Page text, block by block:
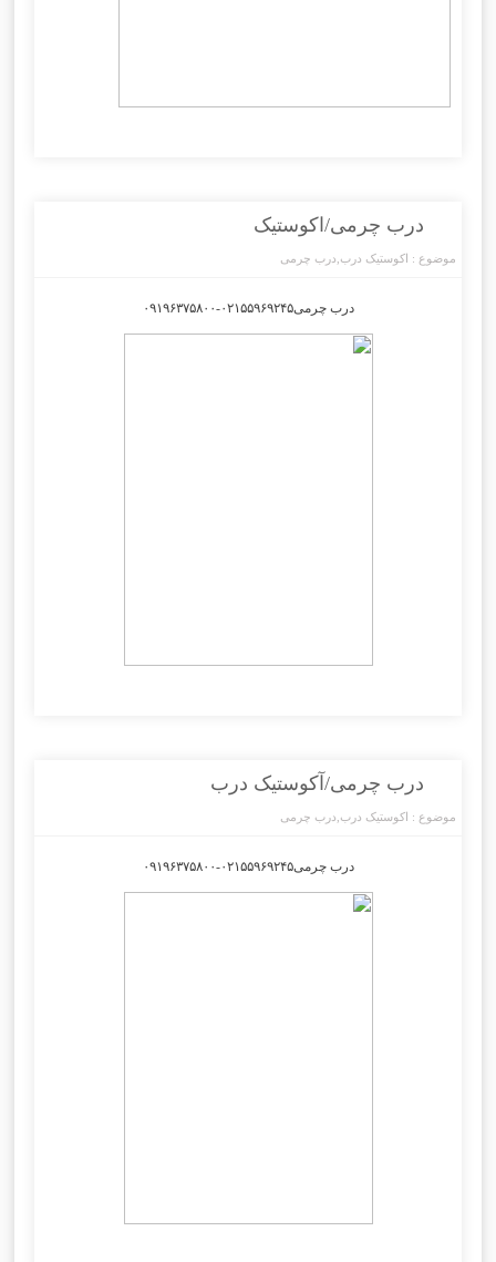
درب چرمی/آکوستیک درب
موضوع : اکوستیک درب درب چرمی
درب چرمی۰۲۱۵۵۹۶۹۲۴۵-۰۹۱۹۶۳۷۵۸۰۰
درب چرمی/اکوستیک
موضوع : اکوستیک درب درب چرمی
درب چرمی۰۲۱۵۵۹۶۹۲۴۵-۰۹۱۹۶۳۷۵۸۰۰